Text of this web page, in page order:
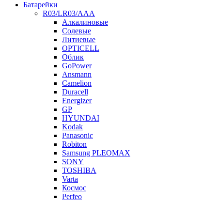
Батарейки
R03/LR03/AAA
Алкалиновые
Солевые
Литиевые
OPTICELL
Облик
GoPower
Ansmann
Camelion
Duracell
Energizer
GP
HYUNDAI
Kodak
Panasonic
Robiton
Samsung PLEOMAX
SONY
TOSHIBA
Varta
Космос
Perfeo